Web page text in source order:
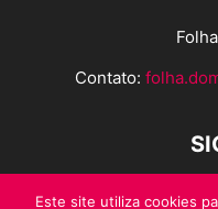
Contato:
Este site utiliza cookies